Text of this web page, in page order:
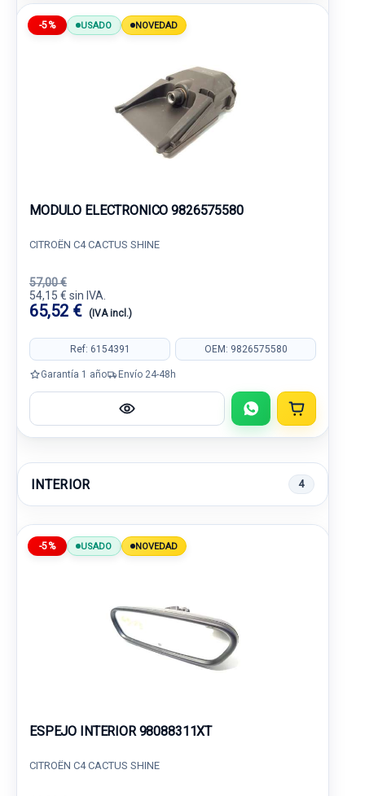
-5% USADO NOVEDAD
MODULO ELECTRONICO 9826575580
CITROËN C4 CACTUS SHINE
57,00 €
54,15 € sin IVA.
65,52 € (IVA incl.)
Ref: 6154391 OEM: 9826575580
Garantía 1 año Envío 24-48h
INTERIOR 4
-5% USADO NOVEDAD
ESPEJO INTERIOR 98088311XT
CITROËN C4 CACTUS SHINE